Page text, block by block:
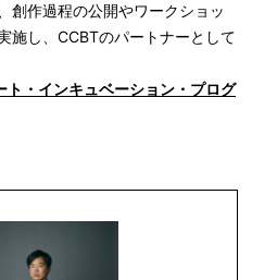
創作過程の公開やワークショッ
施し、CCBTのパートナーとして
ト・インキュベーション・プログ